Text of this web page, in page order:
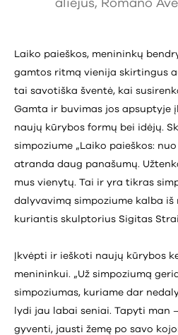
aliejus, Romano
Laiko paieškos, menininkų
gamtos ritmą vienija skirtingus
tai savotiška šventė, kai
Gamta ir buvimas jos apsuptyje
naujų kūrybos formų bei idėjų.
simpoziume „Laiko paieškos:
atranda daug panašumų.
mus vienytų. Tai ir yra tikras
dalyvavimą simpoziume kalba iš
kuriantis skulptorius Sigitas
Įkvėpti ir ieškoti naujų kūrybos
menininkui. „Už simpoziumą
simpoziumas, kuriame dar
lydi jau labai seniai. Tapyti man
gyventi, jausti žemę po savo